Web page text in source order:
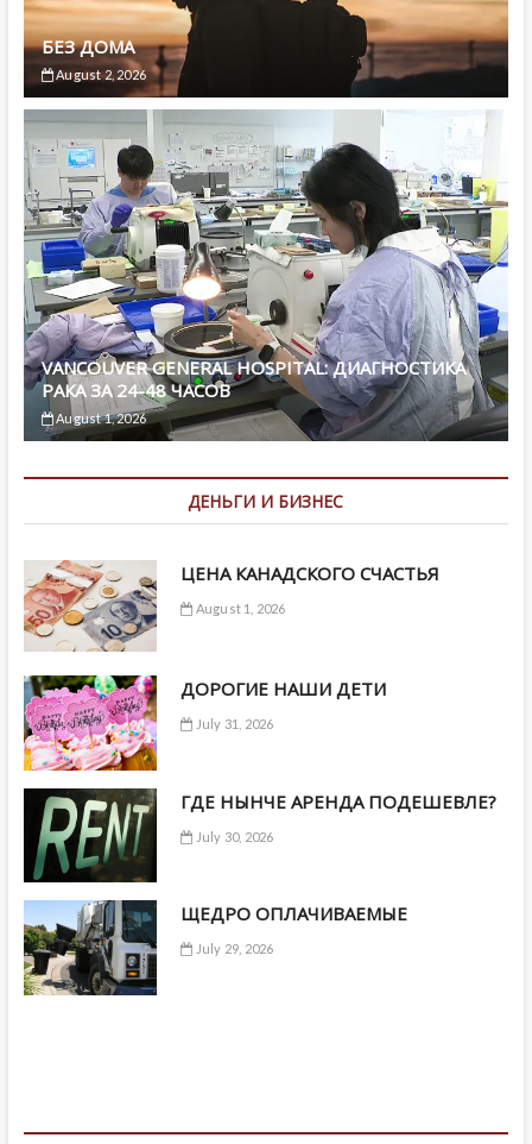
БЕЗ ДОМА
August 2, 2026
VANCOUVER GENERAL HOSPITAL: ДИАГНОСТИКА
РАКА ЗА 24-48 ЧАСОВ
August 1, 2026
ДЕНЬГИ И БИЗНЕС
ЦЕНА КАНАДСКОГО СЧАСТЬЯ
August 1, 2026
ДОРОГИЕ НАШИ ДЕТИ
July 31, 2026
ГДЕ НЫНЧЕ АРЕНДА ПОДЕШЕВЛЕ?
July 30, 2026
ЩЕДРО ОПЛАЧИВАЕМЫЕ
July 29, 2026